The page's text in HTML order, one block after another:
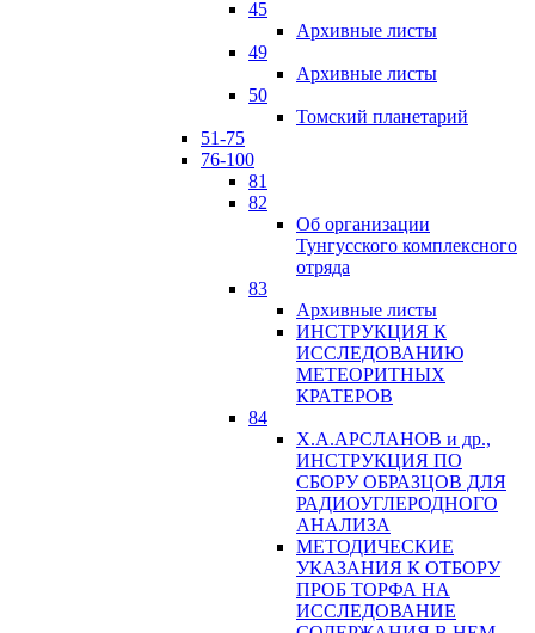
45
Архивные листы
49
Архивные листы
50
Томский планетарий
51-75
76-100
81
82
Об организации
Тунгусского комплексного
отряда
83
Архивные листы
ИНСТРУКЦИЯ К
ИССЛЕДОВАНИЮ
МЕТЕОРИТНЫХ
КРАТЕРОВ
84
Х.А.АРСЛАНОВ и др.,
ИНСТРУКЦИЯ ПО
СБОРУ ОБРАЗЦОВ ДЛЯ
РАДИОУГЛЕРОДНОГО
АНАЛИЗА
МЕТОДИЧЕСКИЕ
УКАЗАНИЯ К ОТБОРУ
ПРОБ ТОРФА НА
ИССЛЕДОВАНИЕ